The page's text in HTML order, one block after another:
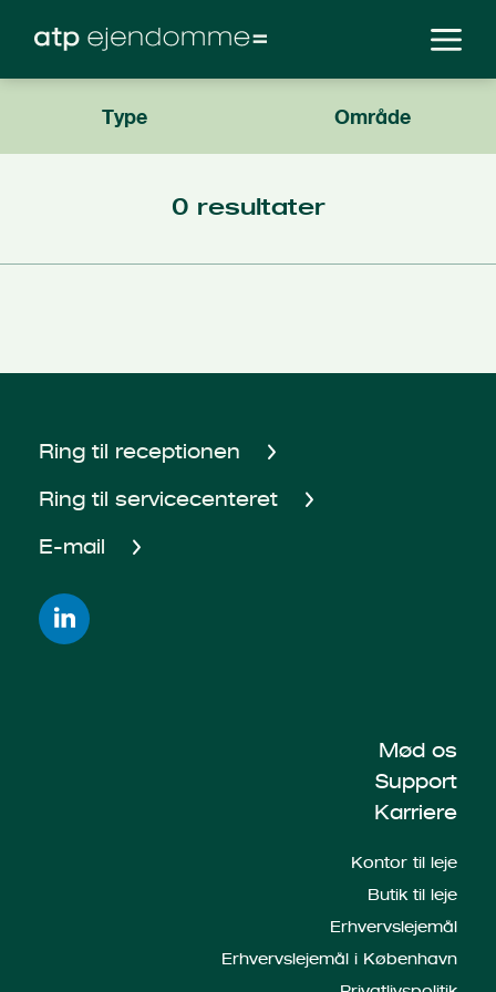
0 resultater
Type Område
Ring til receptionen
Ring til servicecenteret
E-mail
Mød os
Support
Karriere
Kontor til leje
Butik til leje
Erhvervslejemål
Erhvervslejemål i København